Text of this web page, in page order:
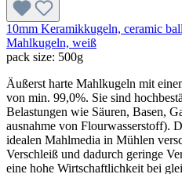
10mm Keramikkugeln, ceramic
Mahlkugeln, weiß
pack size: 500g
Äußerst harte Mahlkugeln mit
von min. 99,0%. Sie sind
Belastungen wie Säuren, Basen,
ausnahme von Flourwasserstoff).
idealen Mahlmedia in Mühlen
Verschleiß und dadurch geringe
eine hohe Wirtschaftlichkeit bei